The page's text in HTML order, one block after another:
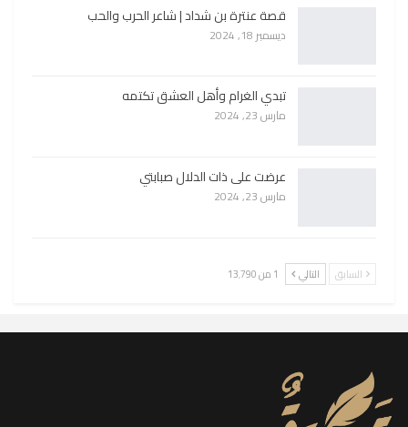
قصة عنترة بن شداد | شاعر الحرب والحب
ديسمبر 18, 2024
تبدي الغرام وأهل العشق تكتمه
مارس 23, 2024
عرضت على ذات الدلال صبابتي
مارس 23, 2024
السابق التالي 1 من 13٬790